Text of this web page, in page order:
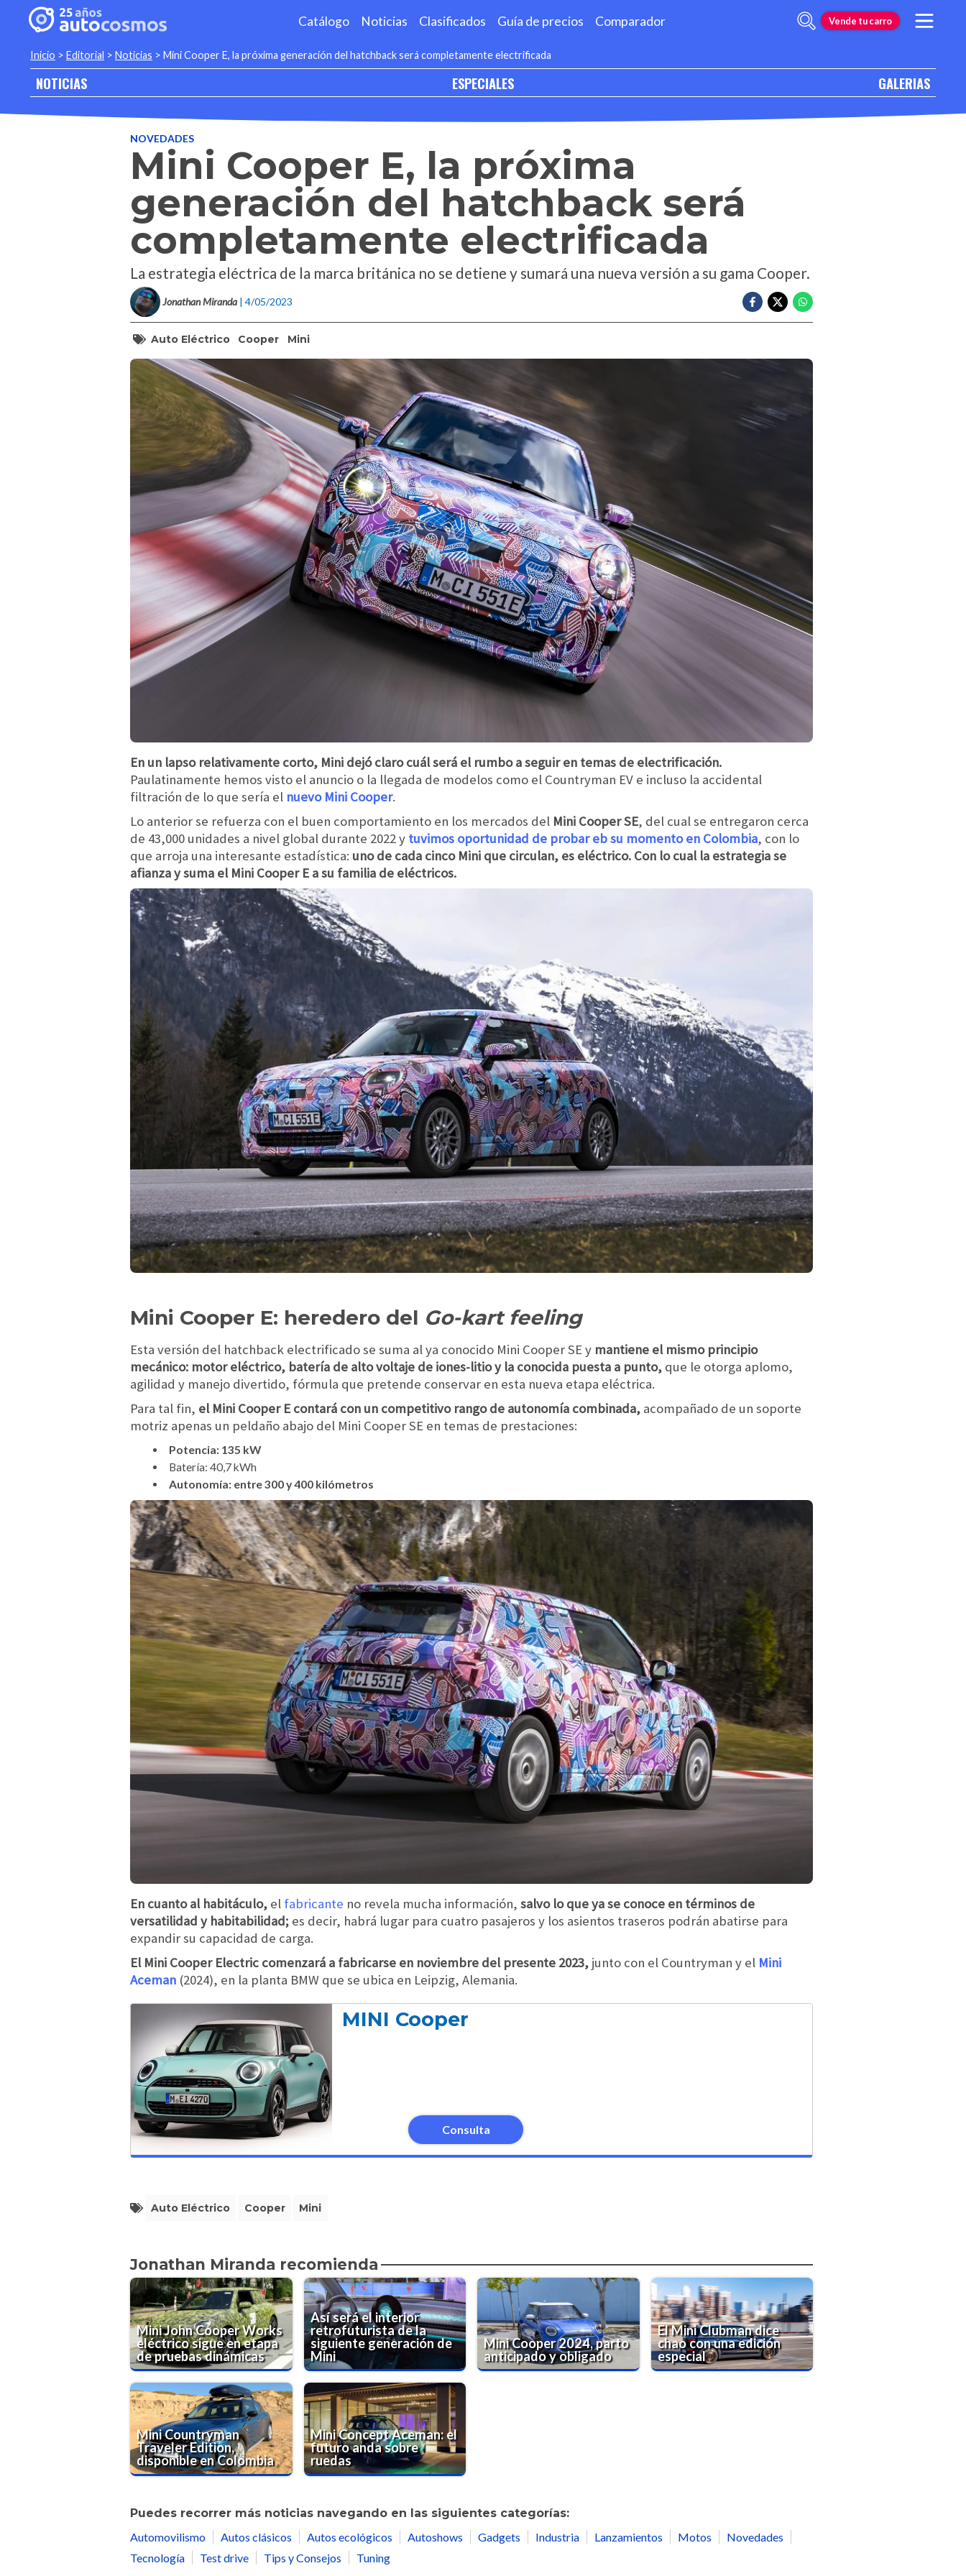
Catálogo Noticias Clasificados Guía de precios Comparador Vende tu carro
Inicio > Editorial > Noticias > Mini Cooper E, la próxima generación del hatchback será completamente electrificada
NOTICIAS ESPECIALES GALERIAS
NOVEDADES
Mini Cooper E, la próxima
generación del hatchback será
completamente electrificada
La estrategia eléctrica de la marca británica no se detiene y sumará una nueva versión a su gama Cooper.
Jonathan Miranda | 4/05/2023
Auto Eléctrico Cooper Mini
En un lapso relativamente corto, Mini dejó claro cuál será el rumbo a seguir en temas de electrificación.
Paulatinamente hemos visto el anuncio o la llegada de modelos como el Countryman EV e incluso la accidental
filtración de lo que sería el nuevo Mini Cooper.
Lo anterior se refuerza con el buen comportamiento en los mercados del Mini Cooper SE, del cual se entregaron cerca
de 43,000 unidades a nivel global durante 2022 y tuvimos oportunidad de probar eb su momento en Colombia, con lo
que arroja una interesante estadística: uno de cada cinco Mini que circulan, es eléctrico. Con lo cual la estrategia se
afianza y suma el Mini Cooper E a su familia de eléctricos.
Mini Cooper E: heredero del Go-kart feeling
Esta versión del hatchback electrificado se suma al ya conocido Mini Cooper SE y mantiene el mismo principio
mecánico: motor eléctrico, batería de alto voltaje de iones-litio y la conocida puesta a punto, que le otorga aplomo,
agilidad y manejo divertido, fórmula que pretende conservar en esta nueva etapa eléctrica.
Para tal fin, el Mini Cooper E contará con un competitivo rango de autonomía combinada, acompañado de un soporte
motriz apenas un peldaño abajo del Mini Cooper SE en temas de prestaciones:
Potencia: 135 kW
Batería: 40,7 kWh
Autonomía: entre 300 y 400 kilómetros
En cuanto al habitáculo, el fabricante no revela mucha información, salvo lo que ya se conoce en términos de
versatilidad y habitabilidad; es decir, habrá lugar para cuatro pasajeros y los asientos traseros podrán abatirse para
expandir su capacidad de carga.
El Mini Cooper Electric comenzará a fabricarse en noviembre del presente 2023, junto con el Countryman y el Mini
Aceman (2024), en la planta BMW que se ubica en Leipzig, Alemania.
MINI Cooper
Consulta
Auto Eléctrico Cooper Mini
Jonathan Miranda recomienda
Mini John Cooper Works
eléctrico sigue en etapa
de pruebas dinámicas
Así será el interior
retrofuturista de la
siguiente generación de
Mini
Mini Cooper 2024, parto
anticipado y obligado
El Mini Clubman dice
chao con una edición
especial
Mini Countryman
Traveler Edition,
disponible en Colombia
Mini Concept Aceman: el
futuro anda sobre
ruedas
Puedes recorrer más noticias navegando en las siguientes categorías:
Automovilismo
Autos clásicos Autos ecológicos Autoshows Gadgets Industria Lanzamientos Motos
Novedades
Tecnología
Test drive Tips y Consejos Tuning